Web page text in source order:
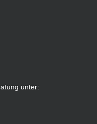
unter: